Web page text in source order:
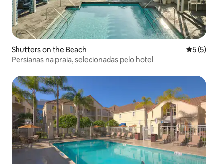
Shutters on the Beach 5 de
5 (5)
Persianas na praia, selecionadas pelo hotel